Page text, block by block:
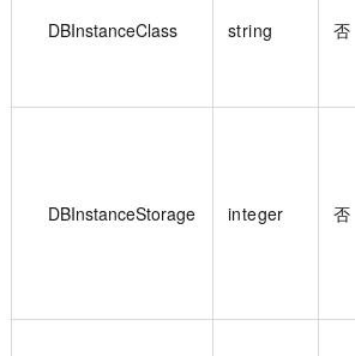
DBInstanceClass string 否
DBInstanceStorage integer 否